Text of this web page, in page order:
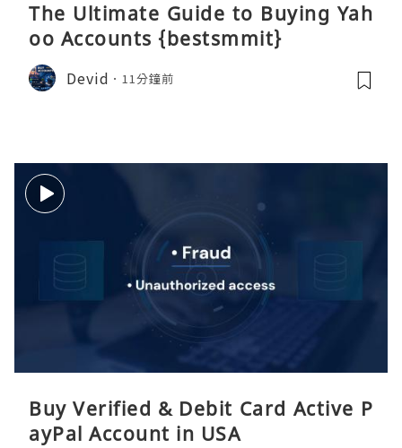
The Ultimate Guide to Buying Yah
oo Accounts {bestsmmit}
Devid 11分鐘前
Buy Verified & Debit Card Active P
ayPal Account in USA